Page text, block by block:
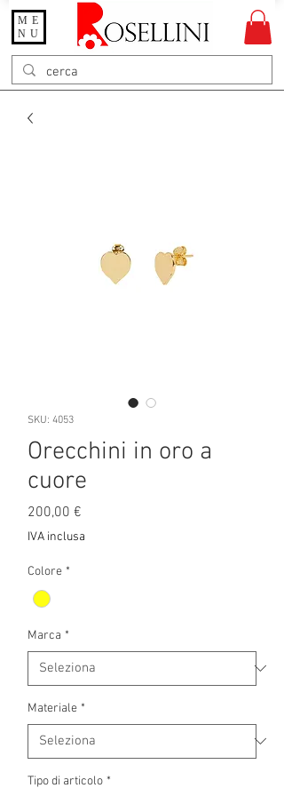
Gioielleria Rosellini
Rosellini online
ME
NU
SKU: 4053
Orecchini in oro a
cuore
200,00 €
IVA inclusa
Colore *
Marca *
Materiale *
Tipo di articolo *